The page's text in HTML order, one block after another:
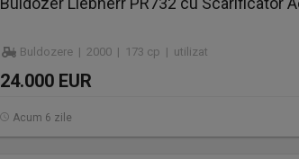
Buldozere | 2000 | 173 cp | utilizat
24.000 EUR
Acum 6 zile